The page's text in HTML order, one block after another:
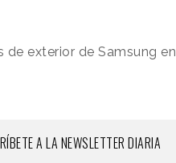
exterior de Samsung en
A LA NEWSLETTER DIARIA